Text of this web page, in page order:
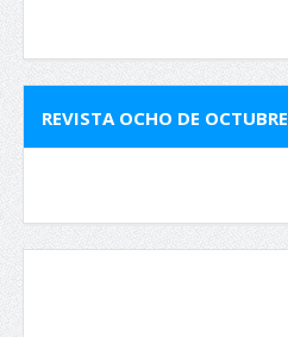
REVISTA OCHO DE OCTUBRE